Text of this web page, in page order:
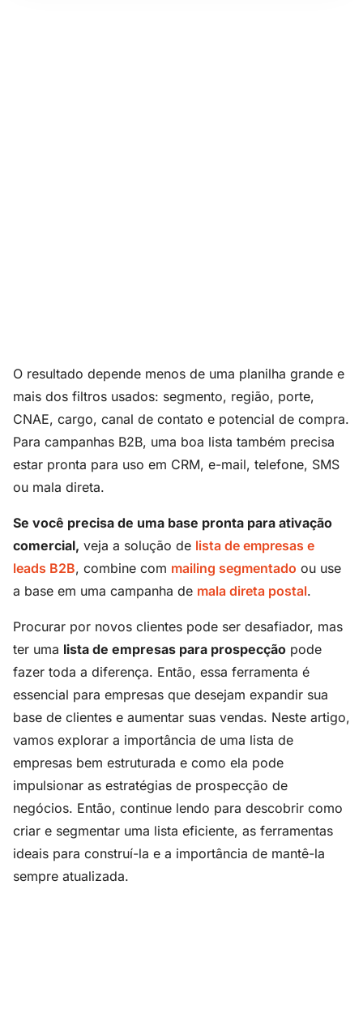
O resultado depende menos de uma planilha grande e
mais dos filtros usados: segmento, região, porte,
CNAE, cargo, canal de contato e potencial de compra.
Para campanhas B2B, uma boa lista também precisa
estar pronta para uso em CRM, e-mail, telefone, SMS
ou mala direta.
Se você precisa de uma base pronta para ativação
comercial, veja a solução de lista de empresas e
leads B2B, combine com mailing segmentado ou use
a base em uma campanha de mala direta postal.
Procurar por novos clientes pode ser desafiador, mas
ter uma lista de empresas para prospecção pode
fazer toda a diferença. Então, essa ferramenta é
essencial para empresas que desejam expandir sua
base de clientes e aumentar suas vendas. Neste artigo,
vamos explorar a importância de uma lista de
empresas bem estruturada e como ela pode
impulsionar as estratégias de prospecção de
negócios. Então, continue lendo para descobrir como
criar e segmentar uma lista eficiente, as ferramentas
ideais para construí-la e a importância de mantê-la
sempre atualizada.